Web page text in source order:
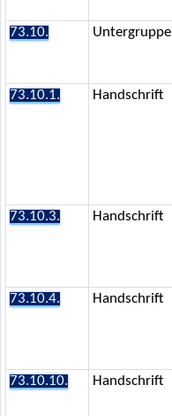
73.10.
Untergruppe
73.10.1.
Handschrift
73.10.3.
Handschrift
73.10.4.
Handschrift
73.10.10.
Handschrift